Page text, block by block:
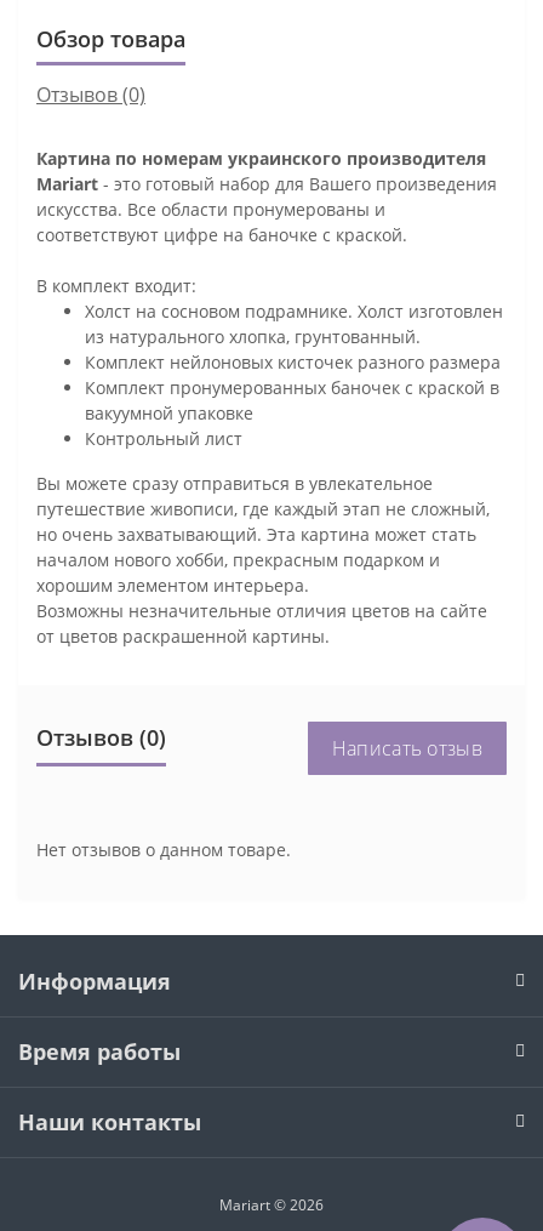
Обзор товара
Отзывов (0)
Картина по номерам украинского производителя
Mariart - это готовый набор для Вашего произведения
искусства. Все области пронумерованы и
соответствуют цифре на баночке с краской.
В комплект входит:
Холст на сосновом подрамнике. Холст изготовлен
из натурального хлопка, грунтованный.
Комплект нейлоновых кисточек разного размера
Комплект пронумерованных баночек с краской в
вакуумной упаковке
Контрольный лист
Вы можете сразу отправиться в увлекательное
путешествие живописи, где каждый этап не сложный,
но очень захватывающий. Эта картина может стать
началом нового хобби, прекрасным подарком и
хорошим элементом интерьера.
Возможны незначительные отличия цветов на сайте
от цветов раскрашенной картины.
Отзывов (0) Написать отзыв
Нет отзывов о данном товаре.
Информация
Время работы
Наши контакты
Mariart © 2026